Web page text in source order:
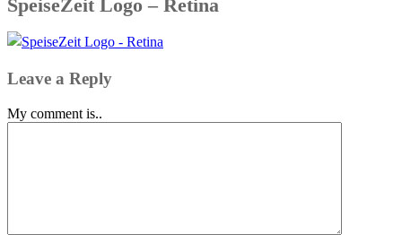
SpeiseZeit Logo – Retina
Leave a Reply
My comment is..